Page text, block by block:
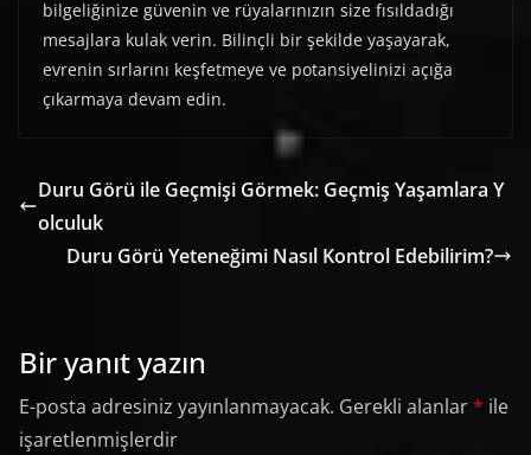
bilgeliğinize güvenin ve rüyalarınızın size fısıldadığı
mesajlara kulak verin. Bilinçli bir şekilde yaşayarak,
evrenin sırlarını keşfetmeye ve potansiyelinizi açığa
çıkarmaya devam edin.
Duru Görü ile Geçmişi Görmek: Geçmiş Yaşamlara Y
olculuk
Duru Görü Yeteneğimi Nasıl Kontrol Edebilirim?
Bir yanıt yazın
E-posta adresiniz yayınlanmayacak. Gerekli alanlar* ile
işaretlenmişlerdir